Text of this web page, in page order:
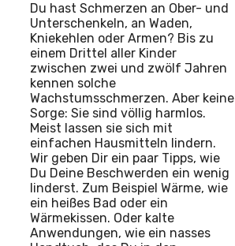
Du hast Schmerzen an Ober- und
Unterschenkeln, an Waden,
Kniekehlen oder Armen? Bis zu
einem Drittel aller Kinder
zwischen zwei und zwölf Jahren
kennen solche
Wachstumsschmerzen. Aber keine
Sorge: Sie sind völlig harmlos.
Meist lassen sie sich mit
einfachen Hausmitteln lindern.
Wir geben Dir ein paar Tipps, wie
Du Deine Beschwerden ein wenig
linderst. Zum Beispiel Wärme, wie
ein heißes Bad oder ein
Wärmekissen. Oder kalte
Anwendungen, wie ein nasses